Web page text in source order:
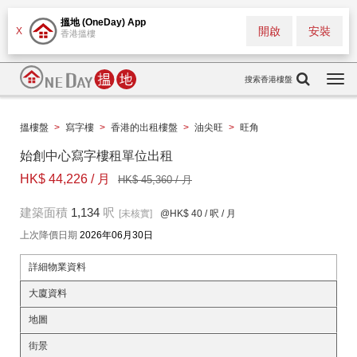
X
搵地 (OneDay) App
香港搵樓 安裝
開啟
搜索香港樓盤
搵樓盤 > 寫字樓 > 香港的出租樓盤 > 油尖旺 > 旺角
始創中心寫字樓租單位出租
HK$ 44,226 / 月
HK$ 45,360 / 月
建築面積 1,134 呎 [未核實] @HK$ 40 / 呎 / 月
上次降價日期 2026年06月30日
詳細物業資料
大廈資料
地圖
街景